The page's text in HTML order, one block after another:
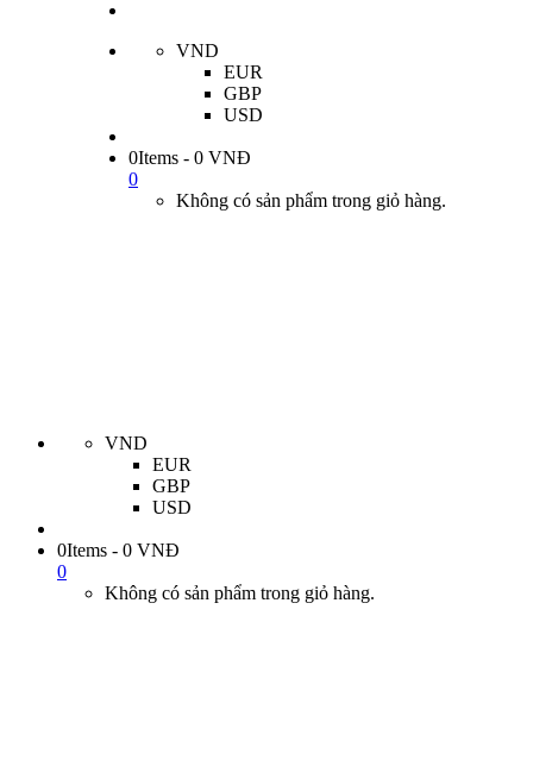
VND
EUR
GBP
USD
0Items - 0 VNĐ
0
Không có sản phẩm trong giỏ hàng.
VND
EUR
GBP
USD
0Items - 0 VNĐ
0
Không có sản phẩm trong giỏ hàng.